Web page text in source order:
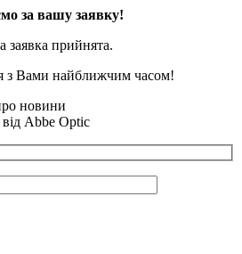
за вашу заявку!
заявка прийнята.
з Вами найближчим часом!
новини
від Abbe Optic